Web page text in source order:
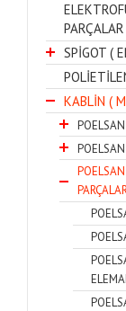
PARÇALAR
SPİGOT (
KABLİN (